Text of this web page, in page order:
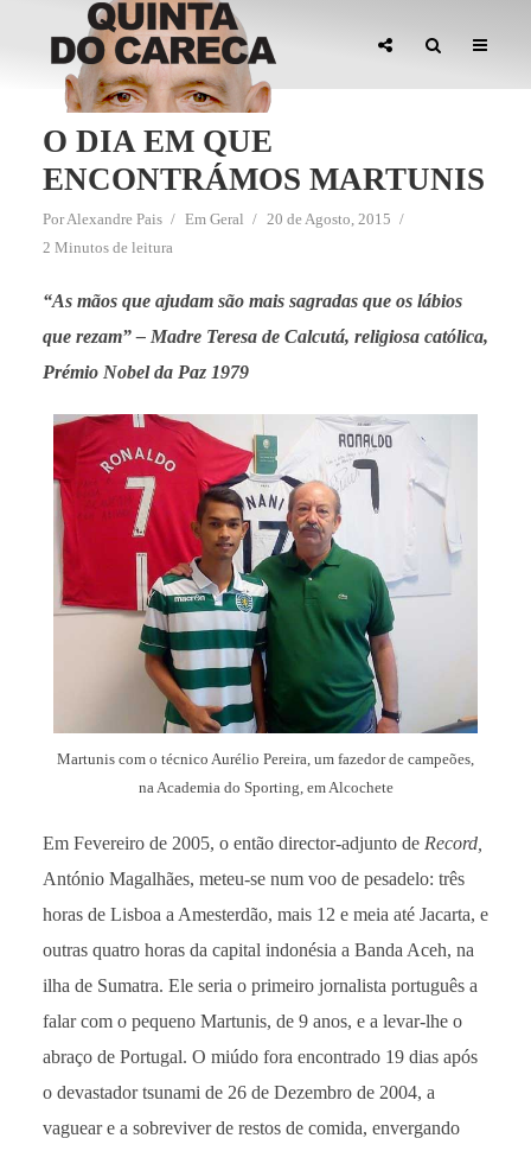
O DIA EM QUE
ENCONTRÁMOS MARTUNIS
PorAlexandre Pais Em Geral
20 de Agosto, 2015
2 Minutos de leitura
“As mãos que ajudam são mais sagradas que os lábios
que rezam” – Madre Teresa de Calcutá, religiosa católica,
Prémio Nobel da Paz 1979
Martunis com o técnico Aurélio Pereira, um fazedor de campeões,
na Academia do Sporting, em Alcochete
Em Fevereiro de 2005, o então director-adjunto de Record,
António Magalhães, meteu-se num voo de pesadelo: três
horas de Lisboa a Amesterdão, mais 12 e meia até Jacarta, e
outras quatro horas da capital indonésia a Banda Aceh, na
ilha de Sumatra. Ele seria o primeiro jornalista português a
falar com o pequeno Martunis, de 9 anos, e a levar-lhe o
abraço de Portugal. O miúdo fora encontrado 19 dias após
o devastador tsunami de 26 de Dezembro de 2004, a
vaguear e a sobreviver de restos de comida, envergando